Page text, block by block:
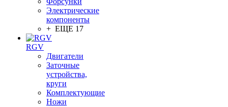
Электрические
компоненты
+ ЕЩЕ 17
RGV
Двигатели
Заточные
устройства,
круги
Комплектующие
Ножи